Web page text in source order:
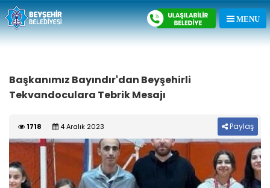
Başkanımız Bayındır'dan Beyşehirli
Tekvandoculara Tebrik Mesajı
1718 4 Aralık 2023 Paylaş